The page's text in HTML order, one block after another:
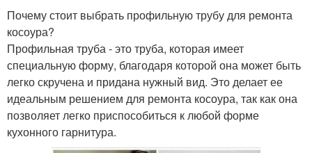
Почему стоит выбрать профильную трубу для ремонта
косоура?
Профильная труба - это труба, которая имеет
специальную форму, благодаря которой она может быть
легко скручена и придана нужный вид. Это делает ее
идеальным решением для ремонта косоура, так как она
позволяет легко приспособиться к любой форме
кухонного гарнитура.